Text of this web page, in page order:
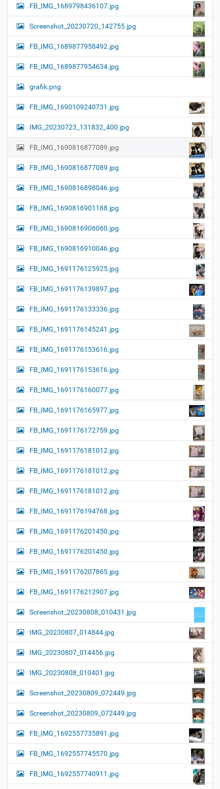
FB_IMG_1689798436107.jpg
Screenshot_20230720_142755.jpg
FB_IMG_1689877958492.jpg
FB_IMG_1689877954634.jpg
grafik.png
FB_IMG_1690109240731.jpg
IMG_20230723_131832_400.jpg
FB_IMG_1690816877089.jpg
FB_IMG_1690816877089.jpg
FB_IMG_1690816898046.jpg
FB_IMG_1690816901188.jpg
FB_IMG_1690816906060.jpg
FB_IMG_1690816910046.jpg
FB_IMG_1691176125925.jpg
FB_IMG_1691176139897.jpg
FB_IMG_1691176133336.jpg
FB_IMG_1691176145241.jpg
FB_IMG_1691176153616.jpg
FB_IMG_1691176153616.jpg
FB_IMG_1691176160077.jpg
FB_IMG_1691176165977.jpg
FB_IMG_1691176172759.jpg
FB_IMG_1691176181012.jpg
FB_IMG_1691176181012.jpg
FB_IMG_1691176181012.jpg
FB_IMG_1691176194768.jpg
FB_IMG_1691176201450.jpg
FB_IMG_1691176201450.jpg
FB_IMG_1691176207865.jpg
FB_IMG_1691176212907.jpg
Screenshot_20230808_010431.jpg
IMG_20230807_014844.jpg
IMG_20230807_014456.jpg
IMG_20230808_010401.jpg
Screenshot_20230809_072449.jpg
Screenshot_20230809_072449.jpg
FB_IMG_1692557735891.jpg
FB_IMG_1692557745570.jpg
FB_IMG_1692557740911.jpg